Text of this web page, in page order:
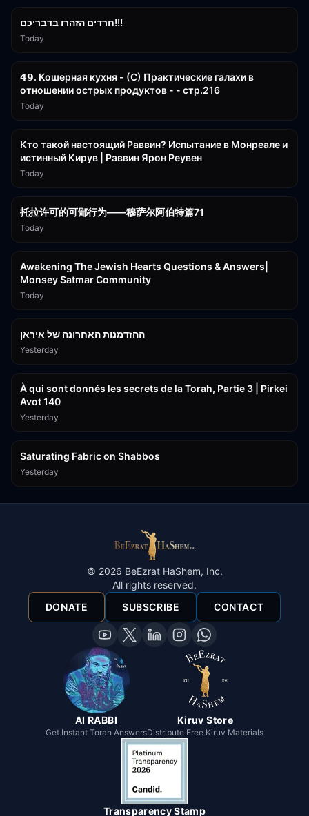
חרדים הזהרו בדבריכם!!!
Today
𝟰𝟵. Кошерная кухня - (С) Практические галахи в
отношении острых продуктов - - стр.216
Today
Кто такой настоящий Раввин? Испытание в Монреале и
истинный Кирув | Раввин Ярон Реувен
Today
托拉许可的可鄙行为——穆萨尔阿伯特篇71
Today
Awakening The Jewish Hearts Questions & Answers|
Monsey Satmar Community
Today
ההזדמנות האחרונה של איראן
Yesterday
À qui sont donnés les secrets de la Torah, Partie 3 | Pirkei
Avot 140
Yesterday
Saturating Fabric on Shabbos
Yesterday
© 2026 BeEzrat HaShem, Inc.
All rights reserved.
DONATE
SUBSCRIBE CONTACT
AI RABBI
Get Instant Torah Answers
Kiruv Store
Distribute Free Kiruv Materials
Transparency Stamp